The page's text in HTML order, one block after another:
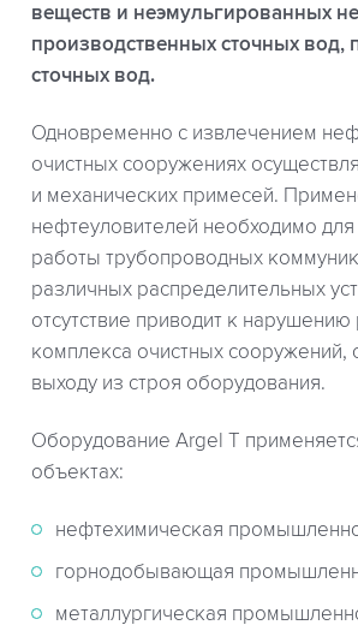
веществ и неэмульгированных
производственных сточных вод,
сточных вод.
Одновременно с извлечением
очистных сооружениях
и механических примесей.
нефтеуловителей необходимо
работы трубопроводных
различных распределительных
отсутствие приводит к
комплекса очистных сооружений,
выходу из строя оборудования.
Оборудование Argel T
объектах:
нефтехимическая
горнодобывающая
металлургическая